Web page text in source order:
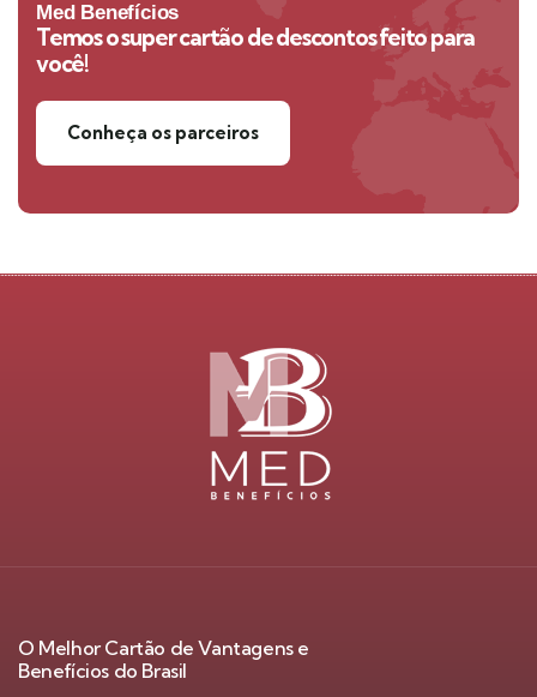
Med Benefícios
Temos o super cartão de descontos feito para
você!
Conheça os parceiros
O Melhor Cartão de Vantagens e
Benefícios do Brasil